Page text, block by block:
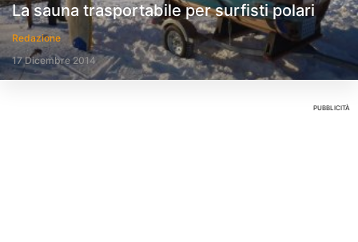
La sauna trasportabile per surfisti polari
Redazione
17 Dicembre 2014
PUBBLICITÀ